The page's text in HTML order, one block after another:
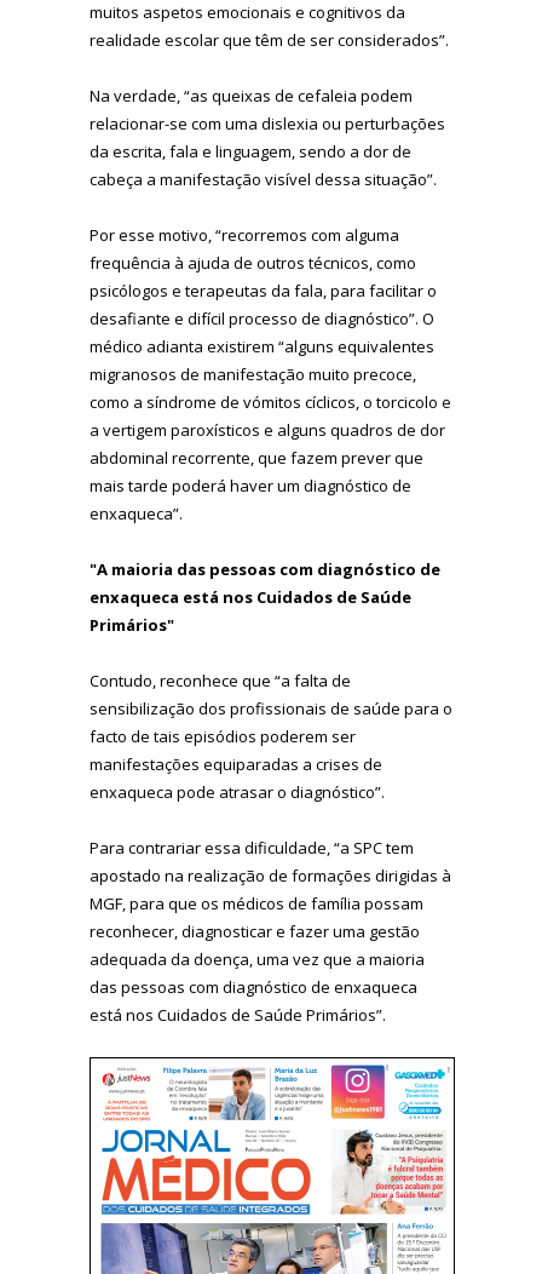
muitos aspetos emocionais e cognitivos da
realidade escolar que têm de ser considerados”.
Na verdade, “as queixas de cefaleia podem
relacionar-se com uma dislexia ou perturbações
da escrita, fala e linguagem, sendo a dor de
cabeça a manifestação visível dessa situação”.
Por esse motivo, “recorremos com alguma
frequência à ajuda de outros técnicos, como
psicólogos e terapeutas da fala, para facilitar o
desafiante e difícil processo de diagnóstico”. O
médico adianta existirem “alguns equivalentes
migranosos de manifestação muito precoce,
como a síndrome de vómitos cíclicos, o torcicolo e
a vertigem paroxísticos e alguns quadros de dor
abdominal recorrente, que fazem prever que
mais tarde poderá haver um diagnóstico de
enxaqueca”.
"A maioria das pessoas com diagnóstico de
enxaqueca está nos Cuidados de Saúde
Primários"
Contudo, reconhece que “a falta de
sensibilização dos profissionais de saúde para o
facto de tais episódios poderem ser
manifestações equiparadas a crises de
enxaqueca pode atrasar o diagnóstico”.
Para contrariar essa dificuldade, “a SPC tem
apostado na realização de formações dirigidas à
MGF, para que os médicos de família possam
reconhecer, diagnosticar e fazer uma gestão
adequada da doença, uma vez que a maioria
das pessoas com diagnóstico de enxaqueca
está nos Cuidados de Saúde Primários”.